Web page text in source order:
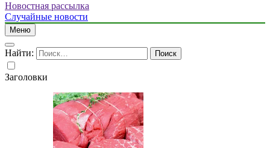
Новостная рассылка
Случайные новости
Меню
Найти:
Заголовки